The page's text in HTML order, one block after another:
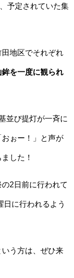
予定されていた集
地区でそれぞれ
鉾を一度に観られ
並び提灯が一斉に
ぉー！」と声が
した！
2日前に行われて
日に行われるよう
う方は、ぜひ来